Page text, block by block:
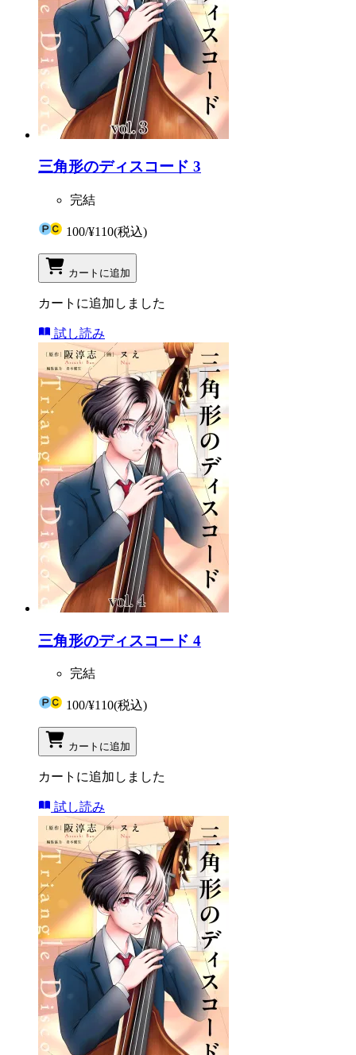
三角形のディスコード 3
完結
100/¥110(税込)
カートに追加
カートに追加しました
試し読み
三角形のディスコード 4
完結
100/¥110(税込)
カートに追加
カートに追加しました
試し読み